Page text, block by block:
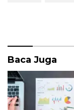
Baca Juga